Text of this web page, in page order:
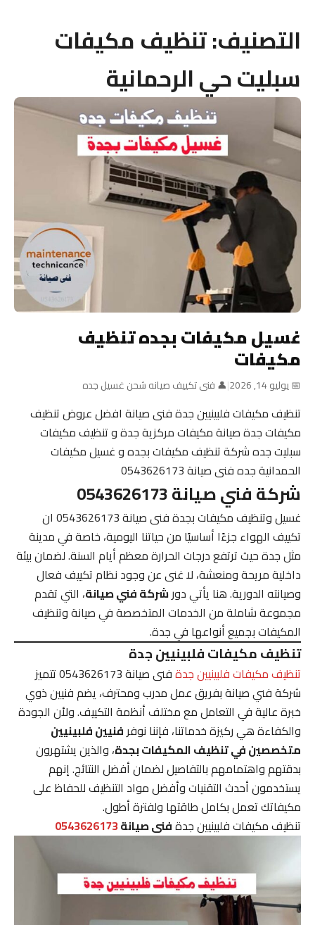
التصنيف:تنظيف مكيفات
سبليت حي الرحمانية
غسيل مكيفات بجده تنظيف
مكيفات
📅 يوليو 14, 2026 |👤 فنى تكييف صيانه شحن غسيل جده
تنظيف مكيفات فلبينيين جدة فنى صيانة افضل عروض تنظيف
مكيفات جدة صيانة مكيفات مركزية جدة و تنظيف مكيفات
سبليت جده شركة تنظيف مكيفات بجده و غسيل مكيفات
الحمدانية جده فنى صيانة 0543626173
شركة فني صيانة 0543626173
غسيل وتنظيف مكيفات بجدة فنى صيانة 0543626173 ان
تكييف الهواء جزءًا أساسيًا من حياتنا اليومية، خاصة في مدينة
مثل جدة حيث ترتفع درجات الحرارة معظم أيام السنة. لضمان بيئة
داخلية مريحة ومنعشة، لا غنى عن وجود نظام تكييف فعال
وصيانته الدورية. هنا يأتي دورشركة فني صيانة، التي تقدم
مجموعة شاملة من الخدمات المتخصصة في صيانة وتنظيف
المكيفات بجميع أنواعها في جدة.
تنظيف مكيفات فلبينيين جدة
تنظيف مكيفات فلبينيين جدة
فنى صيانة 0543626173 تتميز
شركة فني صيانة بفريق عمل مدرب ومحترف، يضم فنيين ذوي
خبرة عالية في التعامل مع مختلف أنظمة التكييف. ولأن الجودة
والكفاءة هي ركيزة خدماتنا، فإننا نوفرفنيين فلبينيين
متخصصين في تنظيف المكيفات بجدة، والذين يشتهرون
بدقتهم واهتمامهم بالتفاصيل لضمان أفضل النتائج. إنهم
يستخدمون أحدث التقنيات وأفضل مواد التنظيف للحفاظ على
مكيفاتك تعمل بكامل طاقتها ولفترة أطول.
تنظيف مكيفات فلبينيين جدةفنى صيانة0543626173